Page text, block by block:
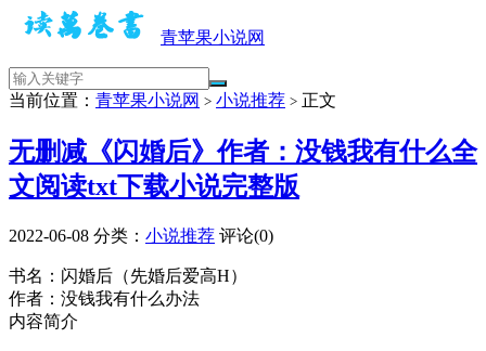
青苹果小说网
当前位置： 青苹果小说网 > 小说推荐 > 正文
无删减《闪婚后》作者：没钱我有什么全
文阅读txt下载小说完整版
2022-06-08 分类： 小说推荐 评论(0)
书名：闪婚后（先婚后爱高H）
作者：没钱我有什么办法
内容简介